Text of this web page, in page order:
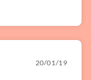
20/01/19